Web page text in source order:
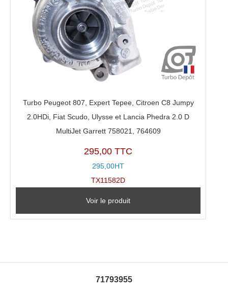
Turbo Peugeot 807, Expert Tepee, Citroen C8 Jumpy
2.0HDi, Fiat Scudo, Ulysse et Lancia Phedra 2.0 D
MultiJet Garrett 758021, 764609
295,00 TTC
295,00HT
TX11582D
Voir le produit
71793955